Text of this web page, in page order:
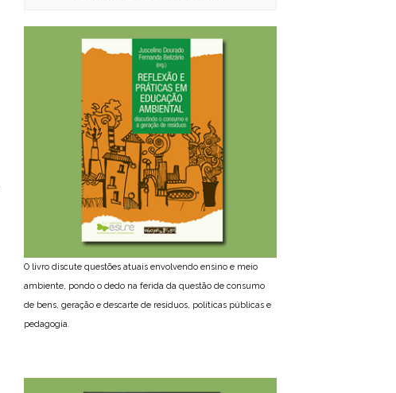
O livro discute questões atuais envolvendo ensino e meio
ambiente, pondo o dedo na ferida da questão de consumo
de bens, geração e descarte de resíduos, políticas públicas e
pedagogia.